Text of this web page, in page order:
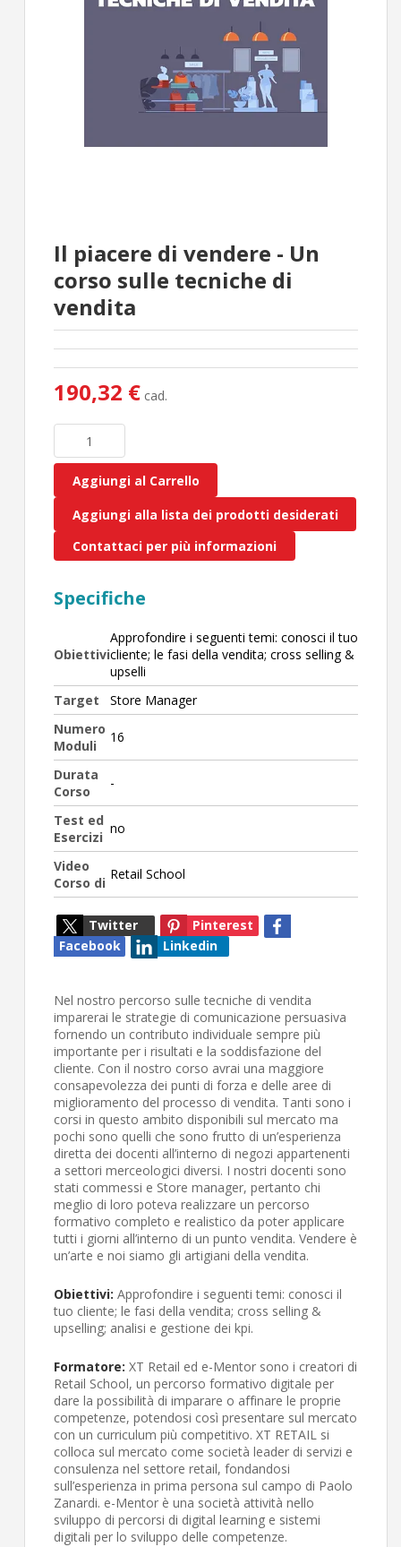
Il piacere di vendere - Un
corso sulle tecniche di
vendita
190,32 € cad.
Aggiungi al Carrello
Aggiungi alla lista dei prodotti desiderati
Contattaci per più informazioni
Specifiche
Obiettivi
Approfondire i seguenti temi: conosci il tuo
cliente; le fasi della vendita; cross selling &
upselli
Target
Store Manager
Numero
Moduli
16
Durata
Corso
-
Test ed
Esercizi
no
Video
Corso di
Retail School
Twitter
Pinterest
Facebook
Linkedin
Nel nostro percorso sulle tecniche di vendita
imparerai le strategie di comunicazione persuasiva
fornendo un contributo individuale sempre più
importante per i risultati e la soddisfazione del
cliente. Con il nostro corso avrai una maggiore
consapevolezza dei punti di forza e delle aree di
miglioramento del processo di vendita. Tanti sono i
corsi in questo ambito disponibili sul mercato ma
pochi sono quelli che sono frutto di un’esperienza
diretta dei docenti all’interno di negozi appartenenti
a settori merceologici diversi. I nostri docenti sono
stati commessi e Store manager, pertanto chi
meglio di loro poteva realizzare un percorso
formativo completo e realistico da poter applicare
tutti i giorni all’interno di un punto vendita. Vendere è
un’arte e noi siamo gli artigiani della vendita.
Obiettivi: Approfondire i seguenti temi: conosci il
tuo cliente; le fasi della vendita; cross selling &
upselling; analisi e gestione dei kpi.
Formatore: XT Retail ed e-Mentor sono i creatori di
Retail School, un percorso formativo digitale per
dare la possibilità di imparare o affinare le proprie
competenze, potendosi così presentare sul mercato
con un curriculum più competitivo. XT RETAIL si
colloca sul mercato come società leader di servizi e
consulenza nel settore retail, fondandosi
sull’esperienza in prima persona sul campo di Paolo
Zanardi. e-Mentor è una società attività nello
sviluppo di percorsi di digital learning e sistemi
digitali per lo sviluppo delle competenze.